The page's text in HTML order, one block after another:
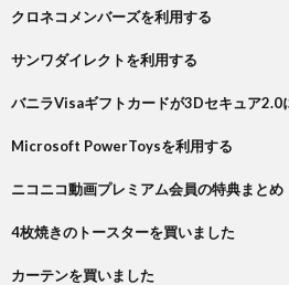
クロネコメンバーズを利用する
サンワダイレクトを利用する
バニラVisaギフトカードが3Dセキュア
Microsoft PowerToysを利用する
ニコニコ動画プレミアム会員の特典まとめ
4枚焼きのトースターを買いました
カーテンを買いました